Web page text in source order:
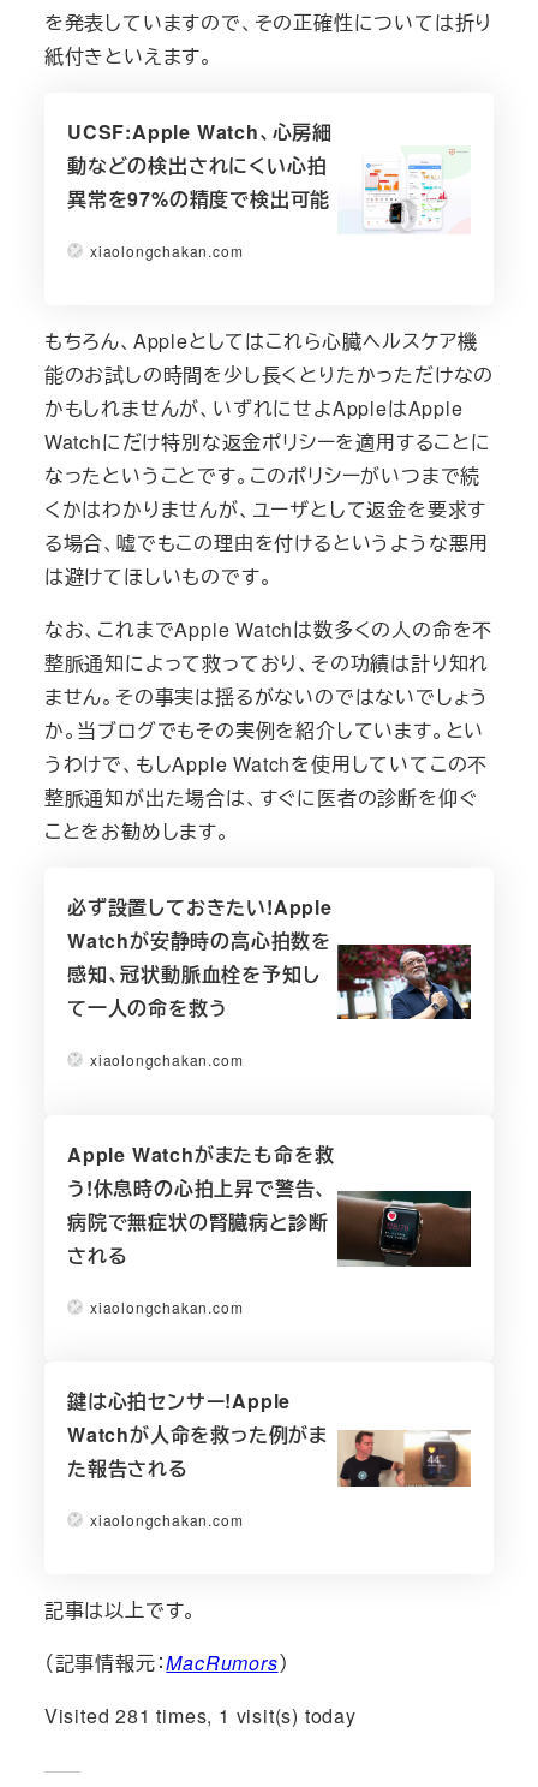
を発表していますので、その正確性については折り
紙付きといえます。
UCSF:Apple Watch、心房細
動などの検出されにくい心拍
異常を97%の精度で検出可能
xiaolongchakan.com
もちろん、Appleとしてはこれら心臓ヘルスケア機
能のお試しの時間を少し長くとりたかっただけなの
かもしれませんが、いずれにせよAppleはApple
Watchにだけ特別な返金ポリシーを適用することに
なったということです。このポリシーがいつまで続
くかはわかりませんが、ユーザとして返金を要求す
る場合、嘘でもこの理由を付けるというような悪用
は避けてほしいものです。
なお、これまでApple Watchは数多くの人の命を不
整脈通知によって救っており、その功績は計り知れ
ません。その事実は揺るがないのではないでしょう
か。当ブログでもその実例を紹介しています。とい
うわけで、もしApple Watchを使用していてこの不
整脈通知が出た場合は、すぐに医者の診断を仰ぐ
ことをお勧めします。
必ず設置しておきたい!Apple
Watchが安静時の高心拍数を
感知、冠状動脈血栓を予知し
て一人の命を救う
xiaolongchakan.com
Apple Watchがまたも命を救
う!休息時の心拍上昇で警告、
病院で無症状の腎臓病と診断
される
xiaolongchakan.com
鍵は心拍センサー!Apple
Watchが人命を救った例がま
た報告される
xiaolongchakan.com
記事は以上です。
（記事情報元：MacRumors）
Visited 281 times, 1 visit(s) today